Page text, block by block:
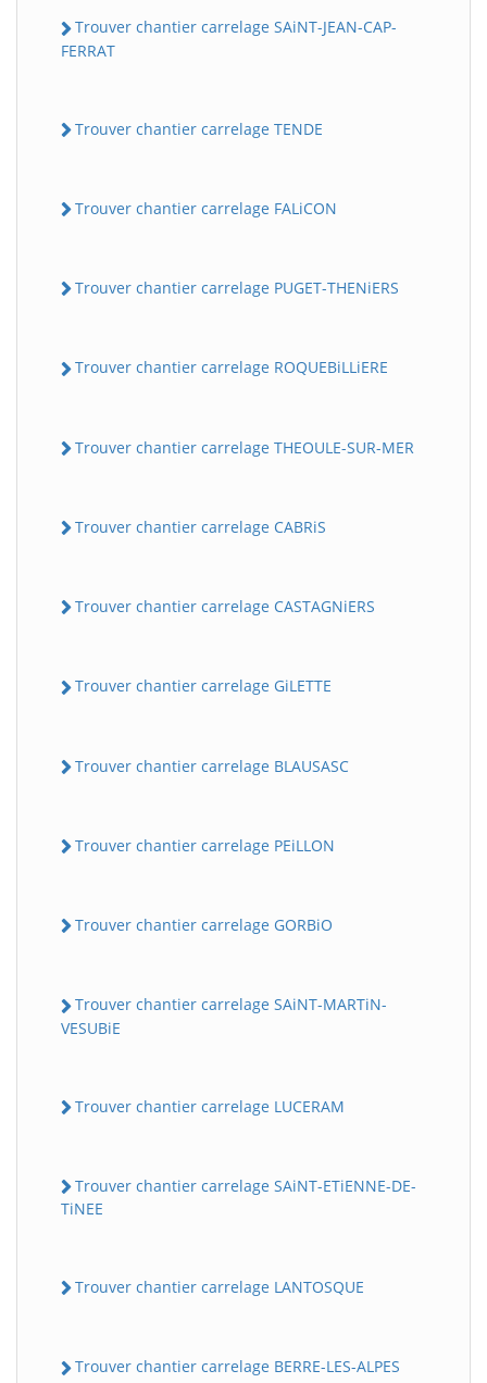
Trouver chantier carrelage SAiNT-JEAN-CAP-
FERRAT
Trouver chantier carrelage TENDE
Trouver chantier carrelage FALiCON
Trouver chantier carrelage PUGET-THENiERS
Trouver chantier carrelage ROQUEBiLLiERE
Trouver chantier carrelage THEOULE-SUR-MER
Trouver chantier carrelage CABRiS
Trouver chantier carrelage CASTAGNiERS
Trouver chantier carrelage GiLETTE
Trouver chantier carrelage BLAUSASC
Trouver chantier carrelage PEiLLON
Trouver chantier carrelage GORBiO
Trouver chantier carrelage SAiNT-MARTiN-
VESUBiE
Trouver chantier carrelage LUCERAM
Trouver chantier carrelage SAiNT-ETiENNE-DE-
TiNEE
Trouver chantier carrelage LANTOSQUE
Trouver chantier carrelage BERRE-LES-ALPES